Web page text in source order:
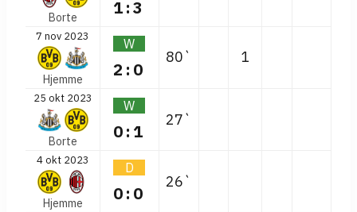
Borte 1:3
7 nov 2023
Hjemme
W
2:0
80` 1
25 okt 2023
Borte
W
0:1
27`
4 okt 2023
Hjemme
D
0:0
26`